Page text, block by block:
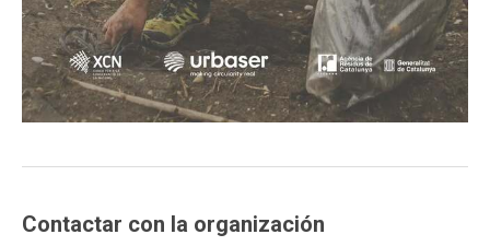
Contactar con la organización